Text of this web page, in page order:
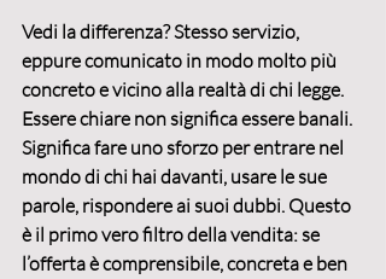
Vedi la differenza? Stesso servizio,
eppure comunicato in modo molto più
concreto e vicino alla realtà di chi legge.
Essere chiare non significa essere banali.
Significa fare uno sforzo per entrare nel
mondo di chi hai davanti, usare le sue
parole, rispondere ai suoi dubbi. Questo
è il primo vero filtro della vendita: se
l’offerta è comprensibile, concreta e ben